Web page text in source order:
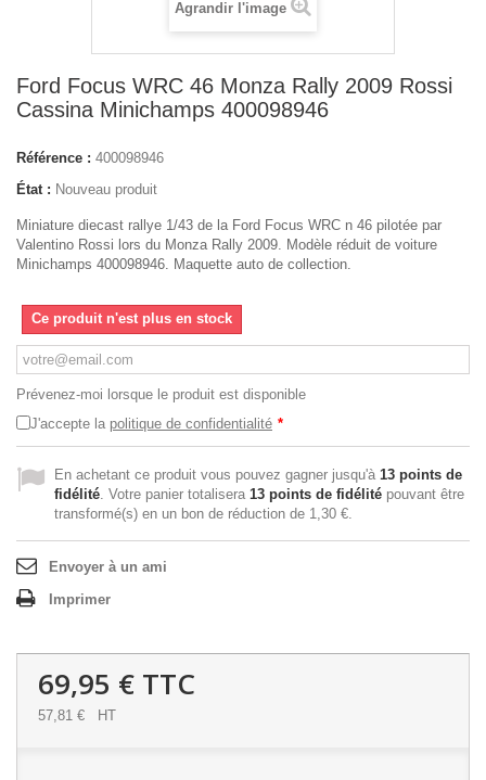
Agrandir l'image
Ford Focus WRC 46 Monza Rally 2009 Rossi
Cassina Minichamps 400098946
Référence : 400098946
État : Nouveau produit
Miniature diecast rallye 1/43 de la Ford Focus WRC n 46 pilotée par
Valentino Rossi lors du Monza Rally 2009. Modèle réduit de voiture
Minichamps 400098946. Maquette auto de collection.
Ce produit n'est plus en stock
Prévenez-moi lorsque le produit est disponible
J'accepte la politique de confidentialité *
En achetant ce produit vous pouvez gagner jusqu'à 13 points de
fidélité. Votre panier totalisera 13 points de fidélité pouvant être
transformé(s) en un bon de réduction de 1,30 €.
Envoyer à un ami
Imprimer
69,95 € TTC
57,81 € HT